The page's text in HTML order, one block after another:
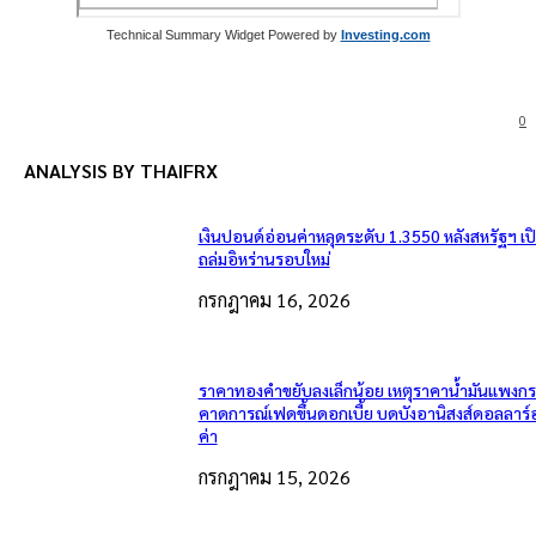
Technical Summary Widget Powered by Investing.com
0
ANALYSIS BY THAIFRX
เงินปอนด์อ่อนค่าหลุดระดับ 1.3550 หลังสหรัฐฯ เ
ถล่มอิหร่านรอบใหม่
กรกฎาคม 16, 2026
ราคาทองคำขยับลงเล็กน้อย เหตุราคาน้ำมันแพงก
คาดการณ์เฟดขึ้นดอกเบี้ย บดบังอานิสงส์ดอลลา
ค่า
กรกฎาคม 15, 2026